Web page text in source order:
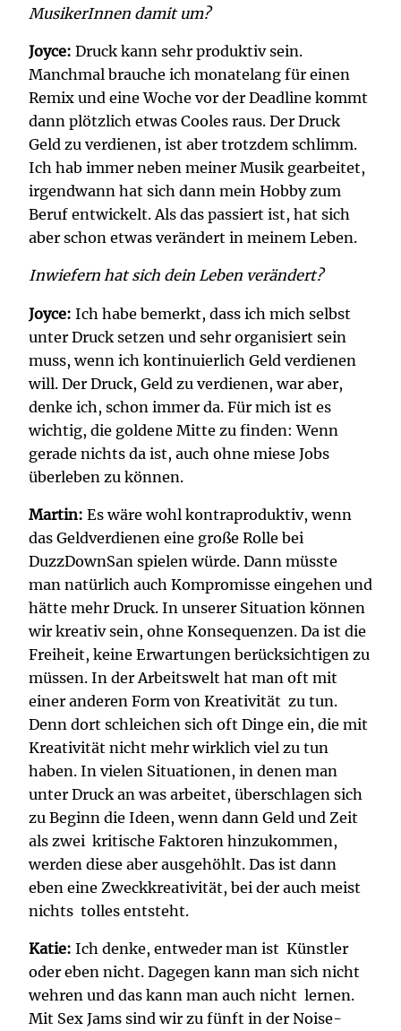
MusikerInnen damit um?
Joyce: Druck kann sehr produktiv sein.
Manchmal brauche ich monatelang für einen
Remix und eine Woche vor der Deadline kommt
dann plötzlich etwas Cooles raus. Der Druck
Geld zu verdienen, ist aber trotzdem schlimm.
Ich hab immer neben meiner Musik gearbeitet,
irgendwann hat sich dann mein Hobby zum
Beruf entwickelt. Als das passiert ist, hat sich
aber schon etwas verändert in meinem Leben.
Inwiefern hat sich dein Leben verändert?
Joyce: Ich habe bemerkt, dass ich mich selbst
unter Druck setzen und sehr organisiert sein
muss, wenn ich kontinuierlich Geld verdienen
will. Der Druck, Geld zu verdienen, war aber,
denke ich, schon immer da. Für mich ist es
wichtig, die goldene Mitte zu finden: Wenn
gerade nichts da ist, auch ohne miese Jobs
überleben zu können.
Martin: Es wäre wohl kontraproduktiv, wenn
das Geldverdienen eine große Rolle bei
DuzzDownSan spielen würde. Dann müsste
man natürlich auch Kompromisse eingehen und
hätte mehr Druck. In unserer Situation können
wir kreativ sein, ohne Konsequenzen. Da ist die
Freiheit, keine Erwartungen berücksichtigen zu
müssen. In der Arbeitswelt hat man oft mit
einer anderen Form von Kreativität zu tun.
Denn dort schleichen sich oft Dinge ein, die mit
Kreativität nicht mehr wirklich viel zu tun
haben. In vielen Situationen, in denen man
unter Druck an was arbeitet, überschlagen sich
zu Beginn die Ideen, wenn dann Geld und Zeit
als zwei kritische Faktoren hinzukommen,
werden diese aber ausgehöhlt. Das ist dann
eben eine Zweckkreativität, bei der auch meist
nichts tolles entsteht.
Katie: Ich denke, entweder man ist Künstler
oder eben nicht. Dagegen kann man sich nicht
wehren und das kann man auch nicht lernen.
Mit Sex Jams sind wir zu fünft in der Noise-